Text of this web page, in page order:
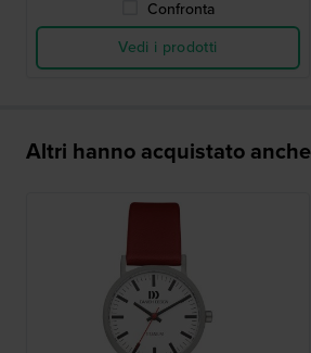
Confronta
Vedi i prodotti
Altri hanno acquistato anche